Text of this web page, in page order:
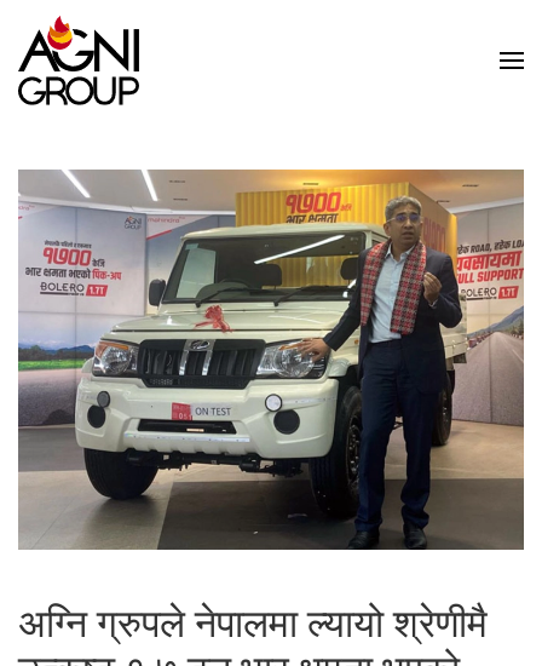
Skip to main content
अग्नि ग्रुपले नेपालमा ल्यायो श्रेणीमै